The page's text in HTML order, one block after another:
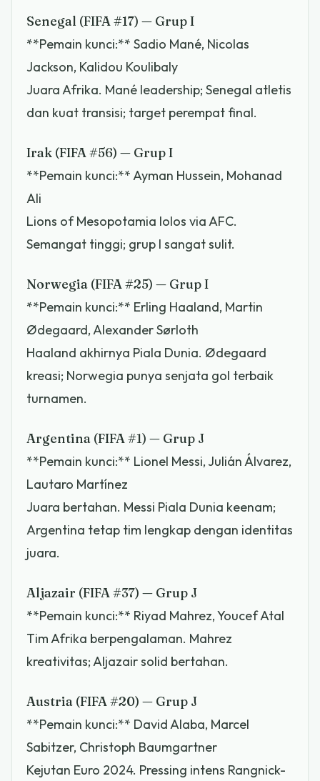
Senegal (FIFA #17) — Grup I
**Pemain kunci:** Sadio Mané, Nicolas
Jackson, Kalidou Koulibaly
Juara Afrika. Mané leadership; Senegal atletis
dan kuat transisi; target perempat final.
Irak (FIFA #56) — Grup I
**Pemain kunci:** Ayman Hussein, Mohanad
Ali
Lions of Mesopotamia lolos via AFC.
Semangat tinggi; grup I sangat sulit.
Norwegia (FIFA #25) — Grup I
**Pemain kunci:** Erling Haaland, Martin
Ødegaard, Alexander Sørloth
Haaland akhirnya Piala Dunia. Ødegaard
kreasi; Norwegia punya senjata gol terbaik
turnamen.
Argentina (FIFA #1) — Grup J
**Pemain kunci:** Lionel Messi, Julián Álvarez,
Lautaro Martínez
Juara bertahan. Messi Piala Dunia keenam;
Argentina tetap tim lengkap dengan identitas
juara.
Aljazair (FIFA #37) — Grup J
**Pemain kunci:** Riyad Mahrez, Youcef Atal
Tim Afrika berpengalaman. Mahrez
kreativitas; Aljazair solid bertahan.
Austria (FIFA #20) — Grup J
**Pemain kunci:** David Alaba, Marcel
Sabitzer, Christoph Baumgartner
Kejutan Euro 2024. Pressing intens Rangnick-